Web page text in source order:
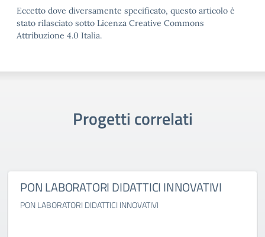
Eccetto dove diversamente specificato, questo articolo è
stato rilasciato sotto Licenza Creative Commons
Attribuzione 4.0 Italia.
Progetti correlati
PON LABORATORI DIDATTICI INNOVATIVI
PON LABORATORI DIDATTICI INNOVATIVI